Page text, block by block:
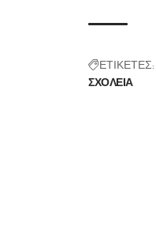
ΕΤΙΚΕΤΕΣ:
ΣΧΟΛΕΙΑ